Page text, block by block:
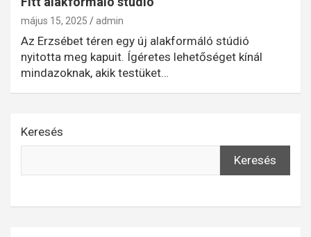
május 15, 2025 admin
Az Erzsébet téren egy új alakformáló stúdió
nyitotta meg kapuit. Ígéretes lehetőséget kínál
mindazoknak, akik testüket…
Keresés
Keresés